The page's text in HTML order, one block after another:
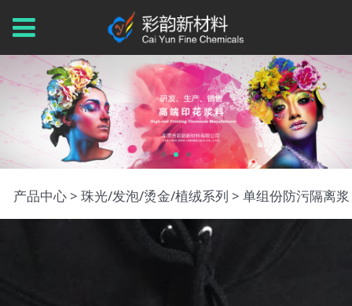
单组份防污隔离浆
产品中心> 珠光/发泡/烫金/植绒系列 > 单组份防污隔离浆